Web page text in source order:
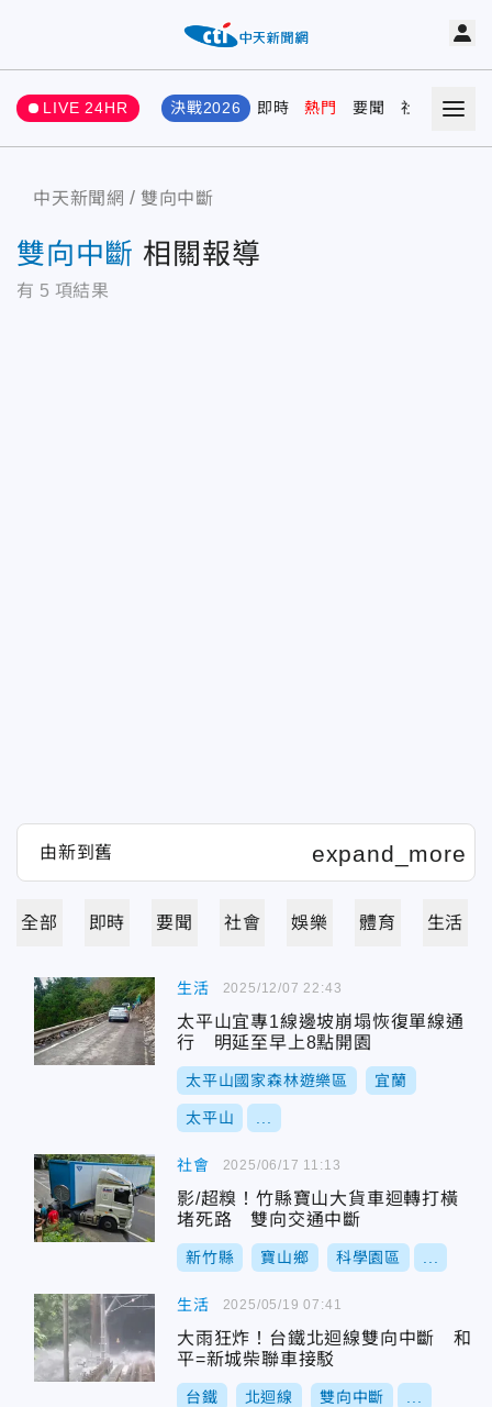
LIVE 24HR 決戰2026 即時 熱門 要聞 社會 娛樂
中天新聞網 雙向中斷
雙向中斷 相關報導
有 5 項結果
全部 即時 要聞 社會 娛樂 體育 生活
生活
太平山宜專1線邊坡崩塌恢復單線通
行 明延至早上8點開園
太平山國家森林遊樂區 宜蘭
太平山
2025/12/07 22:43
社會
影/超糗！竹縣寶山大貨車迴轉打橫
堵死路 雙向交通中斷
新竹縣 寶山鄉 科學園區
2025/06/17 11:13
生活
大雨狂炸！台鐵北迴線雙向中斷 和
平=新城柴聯車接駁
台鐵 北迴線 雙向中斷
2025/05/19 07:41